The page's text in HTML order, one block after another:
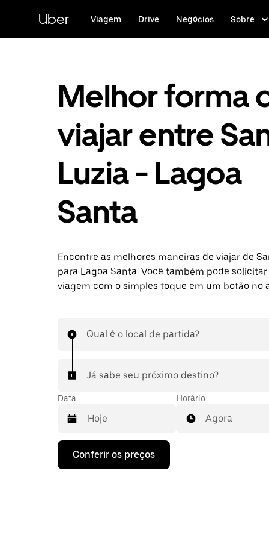
conteúdo
Uber Viagem Drive Negócios Sobre
Melhor forma
viajar entre
Luzia - Lagoa
Santa
Encontre as melhores maneiras de viajar de
para Lagoa Santa. Você também pode
viagem com o simples toque em um botão no
Qual é o local de partida?
Já sabe seu próximo destino?
Data
Pressione
seta
Horário
Agora
Conferir os preços